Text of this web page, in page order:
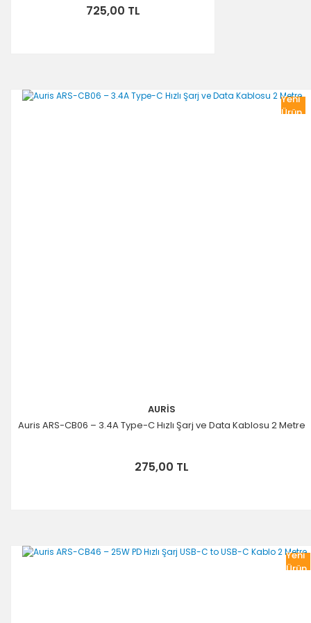
725,00 TL
Yeni
Ürün
AURİS
Auris ARS-CB06 – 3.4A Type-C Hızlı Şarj ve Data Kablosu 2 Metre
275,00 TL
Yeni
Ürün